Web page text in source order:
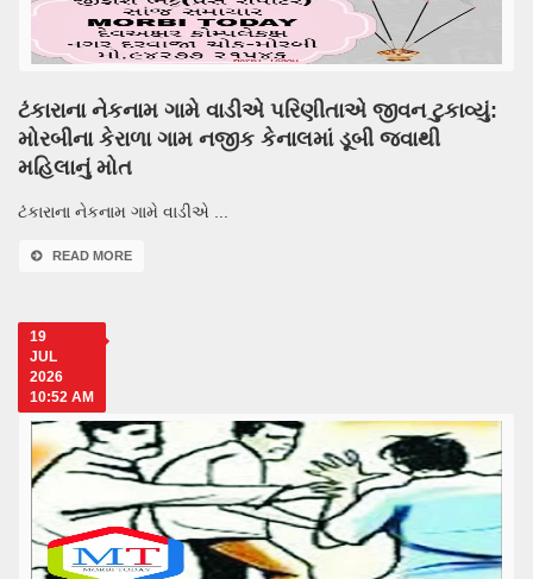
ટંકારાના નેકનામ ગામે વાડીએ પરિણીતાએ જીવન ટુકાવ્યું:
મોરબીના કેરાળા ગામ નજીક કેનાલમાં ડૂબી જવાથી
મહિલાનું મોત
ટંકારાના નેકનામ ગામે વાડીએ ...
READ MORE
19
JUL
2026
10:52 AM